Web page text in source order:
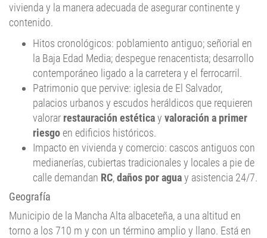
vivienda y la manera adecuada de asegurar continente y
contenido.
Hitos cronológicos: poblamiento antiguo; señorial en
la Baja Edad Media; despegue renacentista; desarrollo
contemporáneo ligado a la carretera y el ferrocarril.
Patrimonio que pervive: iglesia de El Salvador,
palacios urbanos y escudos heráldicos que requieren
valorar restauración estéticay valoración a primer
riesgo en edificios históricos.
Impacto en vivienda y comercio: cascos antiguos con
medianerías, cubiertas tradicionales y locales a pie de
calle demandan RC,daños por aguay asistencia 24/7.
Geografía
Municipio de la Mancha Alta albaceteña, a una altitud en
torno a los 710 m y con un término amplio y llano. Está en